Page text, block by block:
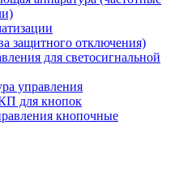
защитного отключения)
для светосигнальной
управления
для кнопок
кнопочные